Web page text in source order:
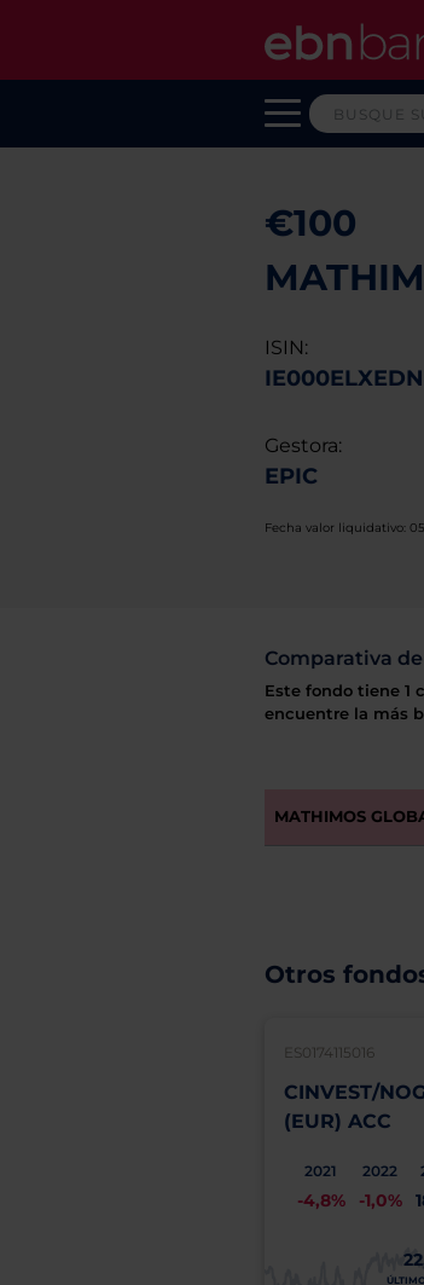
€100
ISIN:
Gestora:
EPIC
Fecha valor liquidativo:
Comparativa de
Este fondo tiene 1
encuentre la más
MATHIMOS
Otros
ES0174115016
CINVEST/
(EUR) ACC
2021
-4,8%
2022
-1,0%